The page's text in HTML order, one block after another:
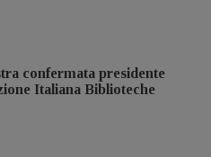
confermata presidente
Italiana Biblioteche